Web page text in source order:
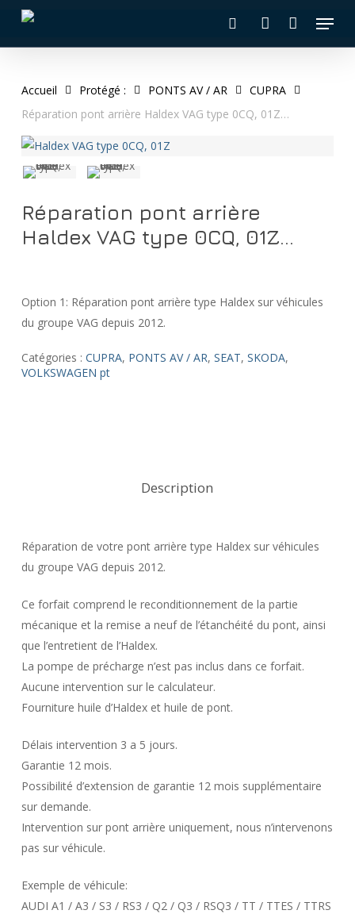
main
Menu
Accueil Protégé : PONTS AV / AR
CUPRA
Réparation pont arrière Haldex VAG type 0CQ, 01Z…
Réparation pont arrière
Haldex VAG type 0CQ, 01Z…
Option 1: Réparation pont arrière type Haldex sur véhicules
du groupe VAG depuis 2012.
Catégories : CUPRA, PONTS AV / AR, SEAT, SKODA,
VOLKSWAGEN pt
Description
Réparation de votre pont arrière type Haldex sur véhicules
du groupe VAG depuis 2012.
Ce forfait comprend le reconditionnement de la partie
mécanique et la remise a neuf de l’étanchéité du pont, ainsi
que l’entretient de l’Haldex.
La pompe de précharge n’est pas inclus dans ce forfait.
Aucune intervention sur le calculateur.
Fourniture huile d’Haldex et huile de pont.
Délais intervention 3 a 5 jours.
Garantie 12 mois.
Possibilité d’extension de garantie 12 mois supplémentaire
sur demande.
Intervention sur pont arrière uniquement, nous n’intervenons
pas sur véhicule.
Exemple de véhicule:
AUDI A1 / A3 / S3 / RS3 / Q2 / Q3 / RSQ3 / TT / TTES / TTRS